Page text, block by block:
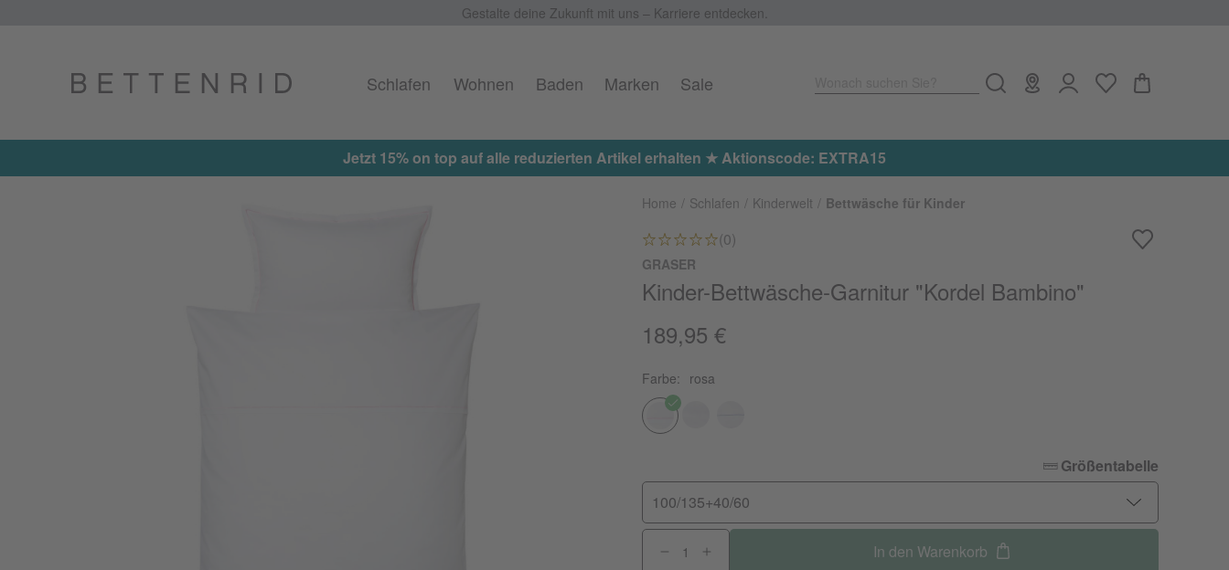
Gestalte deine Zukunft mit uns – Karriere entdecken.
Schlafen Wohnen Baden Marken Sale
Jetzt 15% on top auf alle reduzierten Artikel erhalten ★ Aktionscode: EXTRA15
Home Schlafen Kinderwelt Bettwäsche für Kinder
(0)
GRASER
Kinder-Bettwäsche-Garnitur "Kordel Bambino"
189,95 €
Farbe: rosa
Größentabelle
100/135+40/60
In den Warenkorb